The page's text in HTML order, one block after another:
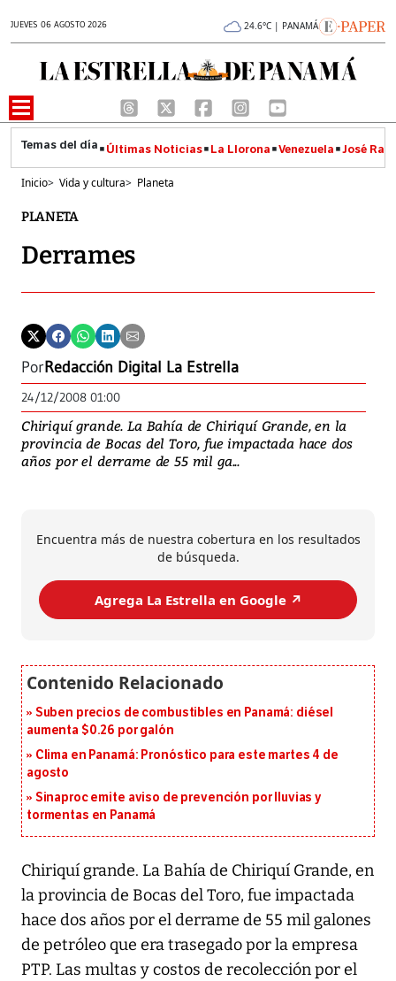
JUEVES 06 AGOSTO 2026 24.6°C | PANAMÁ
Últimas Noticias La Llorona Venezuela José
Inicio> Vida y cultura> Planeta
PLANETA
Derrames
PorRedacción Digital La Estrella
24/12/2008 01:00
Chiriquí grande. La Bahía de Chiriquí Grande, en la
provincia de Bocas del Toro, fue impactada hace dos
años por el derrame de 55 mil ga...
Encuentra más de nuestra cobertura en los resultados
de búsqueda.
Agrega La Estrella en Google ↗️
Suben precios de combustibles en Panamá: diésel
aumenta $0.26 por galón
Clima en Panamá: Pronóstico para este martes 4 de
agosto
Sinaproc emite aviso de prevención por lluvias y
tormentas en Panamá
Chiriquí grande. La Bahía de Chiriquí Grande, en
la provincia de Bocas del Toro, fue impactada
hace dos años por el derrame de 55 mil galones
de petróleo que era trasegado por la empresa
PTP. Las multas y costos de recolección por el